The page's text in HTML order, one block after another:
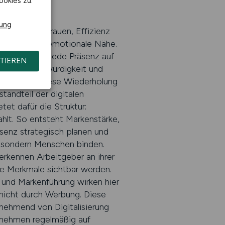
wo Vertrauen, Effizienz
und emotionale Nähe.
stärken. Jede Präsenz auf
Glaubwürdigkeit und
Diese Wiederholung
der digitalen
dafür die Struktur:
So entsteht Markenstärke,
strategisch planen und
Menschen binden.
Arbeitgeber an ihrer
Merkmale sichtbar werden.
Markenführung wirken hier
durch Werbung. Diese
von Digitalisierung
regelmäßig auf